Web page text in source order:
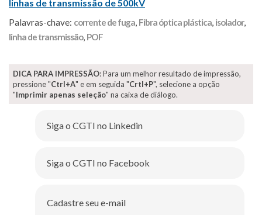
linhas de transmissão de 500kV
Palavras-chave: corrente de fuga, Fibra óptica plástica, isolador,
linha de transmissão, POF
DICA PARA IMPRESSÃO: Para um melhor resultado de impressão,
pressione "Ctrl+A" e em seguida "Crtl+P", selecione a opção
"Imprimir apenas seleção" na caixa de diálogo.
Siga o CGTI no Linkedin
Siga o CGTI no Facebook
Cadastre seu e-mail